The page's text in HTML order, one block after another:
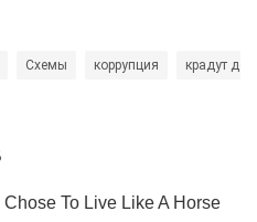
Схемы коррупция крадут